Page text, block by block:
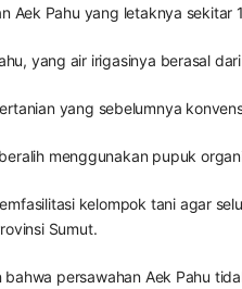
Aek Pahu yang letaknya sekitar
yang air irigasinya berasal
yang sebelumnya
menggunakan pupuk
kelompok tani agar
Sumut.
persawahan Aek Pahu